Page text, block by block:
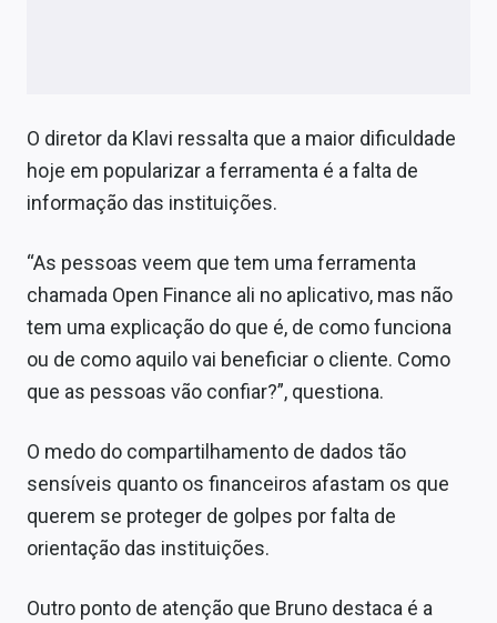
O diretor da Klavi ressalta que a maior dificuldade
hoje em popularizar a ferramenta é a falta de
informação das instituições.
“As pessoas veem que tem uma ferramenta
chamada Open Finance ali no aplicativo, mas não
tem uma explicação do que é, de como funciona
ou de como aquilo vai beneficiar o cliente. Como
que as pessoas vão confiar?”, questiona.
O medo do compartilhamento de dados tão
sensíveis quanto os financeiros afastam os que
querem se proteger de golpes por falta de
orientação das instituições.
Outro ponto de atenção que Bruno destaca é a